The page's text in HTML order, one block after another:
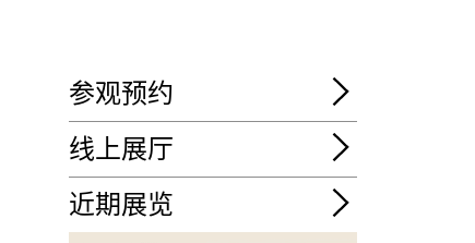
参观预约
线上展厅
近期展览